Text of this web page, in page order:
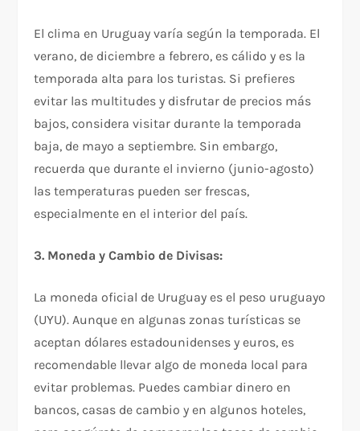
El clima en Uruguay varía según la temporada. El
verano, de diciembre a febrero, es cálido y es la
temporada alta para los turistas. Si prefieres
evitar las multitudes y disfrutar de precios más
bajos, considera visitar durante la temporada
baja, de mayo a septiembre. Sin embargo,
recuerda que durante el invierno (junio-agosto)
las temperaturas pueden ser frescas,
especialmente en el interior del país.
3. Moneda y Cambio de Divisas:
La moneda oficial de Uruguay es el peso uruguayo
(UYU). Aunque en algunas zonas turísticas se
aceptan dólares estadounidenses y euros, es
recomendable llevar algo de moneda local para
evitar problemas. Puedes cambiar dinero en
bancos, casas de cambio y en algunos hoteles,